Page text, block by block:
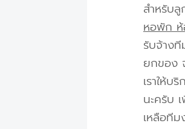
สำหรับ
หอพัก ห้
รับจ้างที
ยกของ
เราให้
นะครับ
เหลือทีม